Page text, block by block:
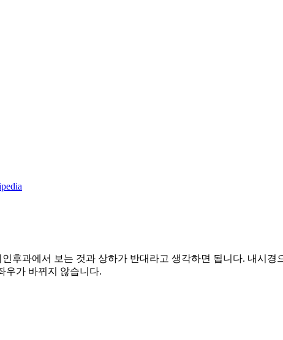
인후과에서 보는 것과 상하가 반대라고 생각하면 됩니다. 내시경
우가 바뀌지 않습니다.